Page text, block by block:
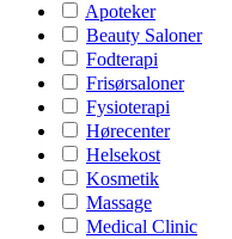
Apoteker
Beauty Saloner
Fodterapi
Frisørsaloner
Fysioterapi
Hørecenter
Helsekost
Kosmetik
Massage
Medical Clinic